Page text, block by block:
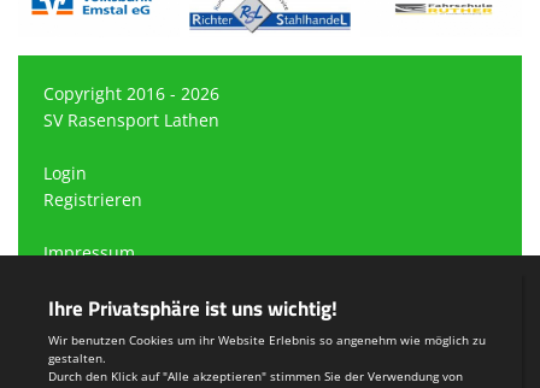
Copyright 2016 - 2026
SV Rasensport Lathen
Login
Registrieren
Impressum
Teamsports 2
Dein Sportverein online